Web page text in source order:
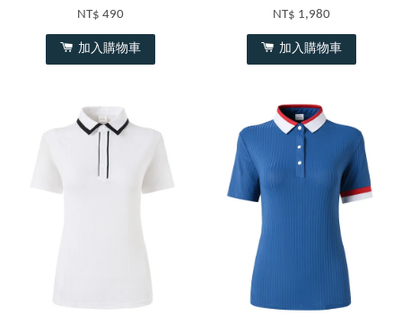
NT$ 490
加入購物車
NT$ 1,980
加入購物車